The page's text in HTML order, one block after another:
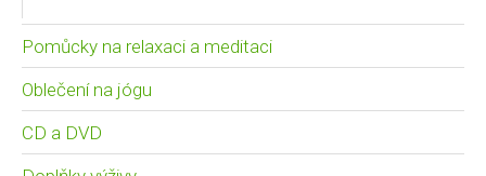
Pomůcky na relaxaci a meditaci
Oblečení na jógu
CD a DVD